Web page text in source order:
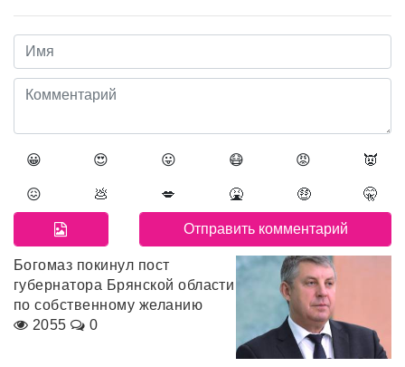
😀 😍 😛 😷 😡 👿
😖 💩 💋 🤮 🤑 🤫
Богомаз покинул пост
губернатора Брянской области
по собственному желанию
2055
0